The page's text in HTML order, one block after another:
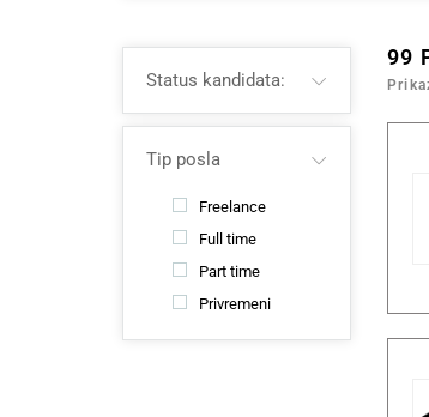
Status kandidata:
Tip posla
Freelance
Full time
Part time
Privremeni
99